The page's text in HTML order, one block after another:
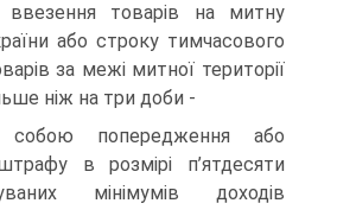
ввезення товарів на митну
або строку тимчасового
за межі митної території
ніж на три доби -
попередження або
в розмірі п’ятдесяти
мінімумів доходів